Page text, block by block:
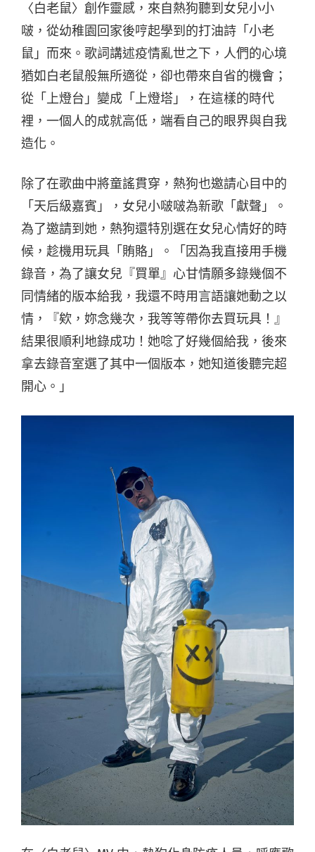
〈白老鼠〉創作靈感，來自熱狗聽到女兒小小
啵，從幼稚園回家後哼起學到的打油詩「小老
鼠」而來。歌詞講述疫情亂世之下，人們的心境
猶如白老鼠般無所適從，卻也帶來自省的機會；
從「上燈台」變成「上燈塔」，在這樣的時代
裡，一個人的成就高低，端看自己的眼界與自我
造化。
除了在歌曲中將童謠貫穿，熱狗也邀請心目中的
「天后級嘉賓」，女兒小啵啵為新歌「獻聲」。
為了邀請到她，熱狗還特別選在女兒心情好的時
候，趁機用玩具「賄賂」。「因為我直接用手機
錄音，為了讓女兒『買單』心甘情願多錄幾個不
同情緒的版本給我，我還不時用言語讓她動之以
情，『欸，妳念幾次，我等等帶你去買玩具！』
結果很順利地錄成功！她唸了好幾個給我，後來
拿去錄音室選了其中一個版本，她知道後聽完超
開心。」